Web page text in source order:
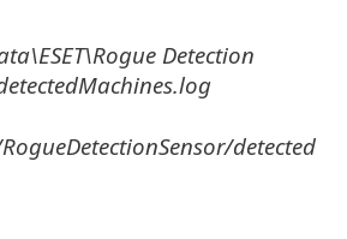
Detection
detected